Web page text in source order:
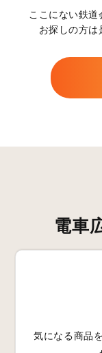
ここにない鉄道
お探しの方
電車
気になる商品